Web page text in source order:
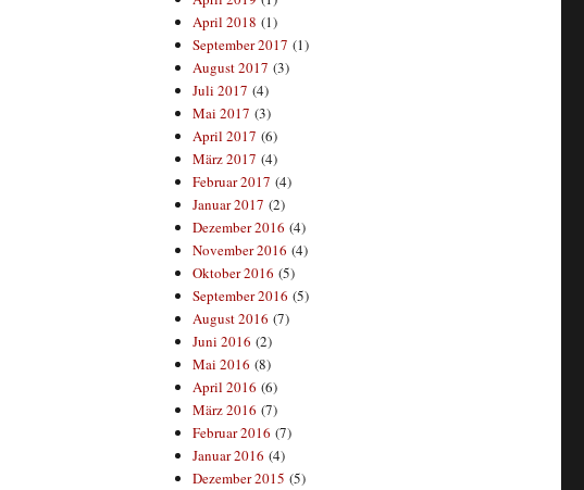
April 2018 (1)
September 2017 (1)
August 2017 (3)
Juli 2017 (4)
Mai 2017 (3)
April 2017 (6)
März 2017 (4)
Februar 2017 (4)
Januar 2017 (2)
Dezember 2016 (4)
November 2016 (4)
Oktober 2016 (5)
September 2016 (5)
August 2016 (7)
Juni 2016 (2)
Mai 2016 (8)
April 2016 (6)
März 2016 (7)
Februar 2016 (7)
Januar 2016 (4)
Dezember 2015 (5)